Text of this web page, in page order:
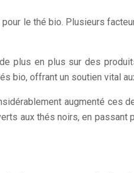
le thé bio. Plusieurs
plus en plus sur des
bio, offrant un soutien vital
augmenté ces
aux thés noirs, en passant